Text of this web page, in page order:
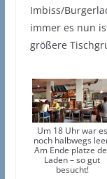
Imbiss/
immer es nun
größere
Um 18 Uhr war es
noch halbwegs
Am Ende platze
Laden – so gut
besucht!